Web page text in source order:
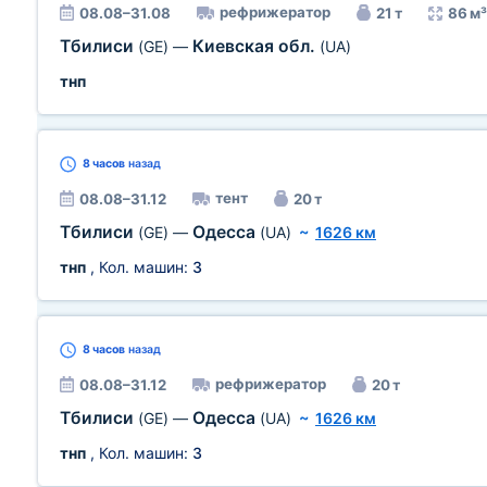
08.08–31.08 рефрижератор 21 т 86 м³
Тбилиси (GE) — Киевская обл. (UA)
тнп
8 часов назад
08.08–31.12 тент 20 т
Тбилиси (GE) — Одесса (UA) ~ 1626 км
тнп , Кол. машин: 3
8 часов назад
08.08–31.12 рефрижератор 20 т
Тбилиси (GE) — Одесса (UA) ~ 1626 км
тнп , Кол. машин: 3